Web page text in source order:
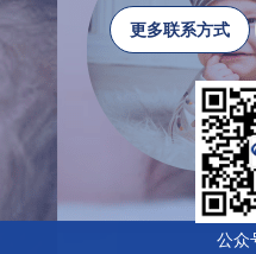
更多联系方式
公众